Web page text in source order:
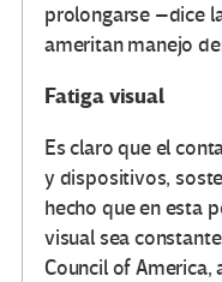
prolongarse –dice
ameritan manejo
Fatiga visual
Es claro que el
y dispositivos,
hecho que en esta
visual sea
Council of America,